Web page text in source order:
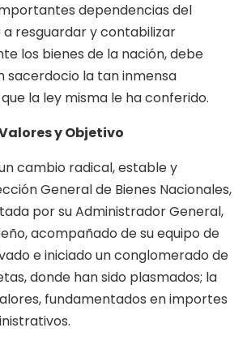
dependencias del
a resguardar y contabilizar
los bienes de la nación, debe
sacerdocio la tan inmensa
la ley misma le ha conferido.
y Objetivo
cambio radical, estable y
General de Bienes Nacionales,
por su Administrador General,
acompañado de su equipo de
e iniciado un conglomerado de
donde han sido plasmados; la
fundamentados en importes